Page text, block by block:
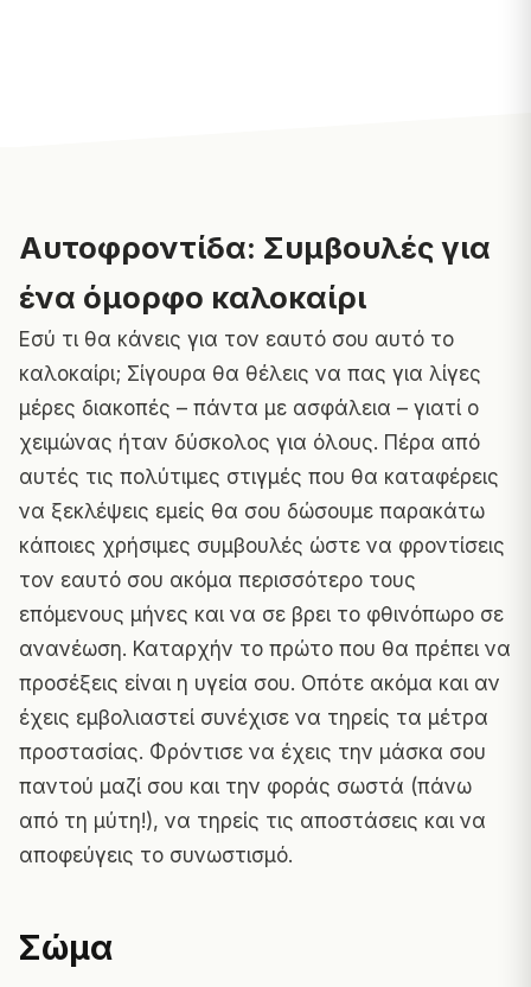
Αυτοφροντίδα: Συμβουλές για
ένα όμορφο καλοκαίρι
Εσύ τι θα κάνεις για τον εαυτό σου αυτό το
καλοκαίρι; Σίγουρα θα θέλεις να πας για λίγες
μέρες διακοπές – πάντα με ασφάλεια – γιατί ο
χειμώνας ήταν δύσκολος για όλους. Πέρα από
αυτές τις πολύτιμες στιγμές που θα καταφέρεις
να ξεκλέψεις εμείς θα σου δώσουμε παρακάτω
κάποιες χρήσιμες συμβουλές ώστε να φροντίσεις
τον εαυτό σου ακόμα περισσότερο τους
επόμενους μήνες και να σε βρει το φθινόπωρο σε
ανανέωση. Καταρχήν το πρώτο που θα πρέπει να
προσέξεις είναι η υγεία σου. Οπότε ακόμα και αν
έχεις εμβολιαστεί συνέχισε να τηρείς τα μέτρα
προστασίας. Φρόντισε να έχεις την μάσκα σου
παντού μαζί σου και την φοράς σωστά (πάνω
από τη μύτη!), να τηρείς τις αποστάσεις και να
αποφεύγεις το συνωστισμό.
Σώμα